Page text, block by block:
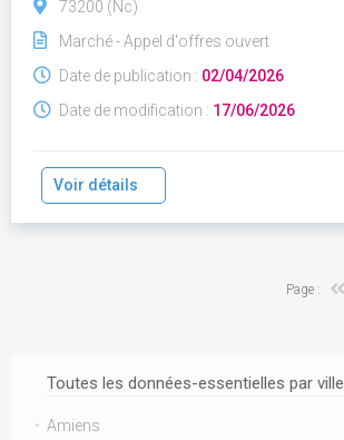
Toutes les données-essentielles par ville
Amiens
73200 (Nc)
Marché - Appel d'offres ouvert
Date de publication : 02/04/2026
Date de modification : 17/06/2026
Voir détails
Page :